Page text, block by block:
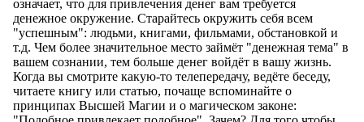
означает, что для привлечения денег вам требуется
денежное окружение. Старайтесь окружить себя всем
"успешным": людьми, книгами, фильмами, обстановкой и
т.д. Чем более значительное место займёт "денежная тема" в
вашем сознании, тем больше денег войдёт в вашу жизнь.
Когда вы смотрите какую-то телепередачу, ведёте беседу,
читаете книгу или статью, почаще вспоминайте о
принципах Высшей Магии и о магическом законе: